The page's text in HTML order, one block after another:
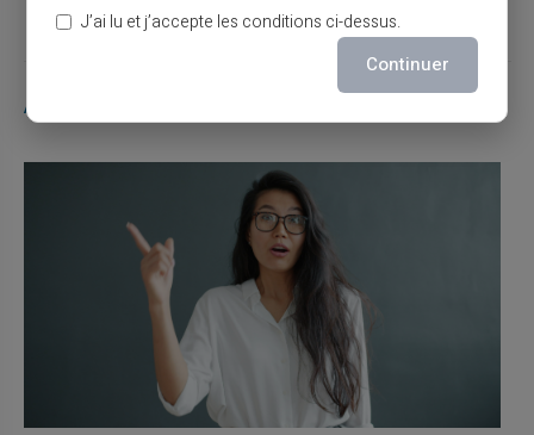
Articles similaires
J’ai lu et j’accepte les conditions ci-dessus.
Continuer